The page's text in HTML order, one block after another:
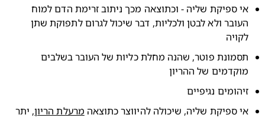
אי ספיקת שליה - וכתוצאה מכך ניתוב זרימת הדם למוח
תסמונת פוטר, שהנה מחלת כליות של העובר בשלבים
של ההריון
נגיפיים
ספיקת שליה, שיכולה להיווצר כתוצאה מרעלת הריון
, יתר